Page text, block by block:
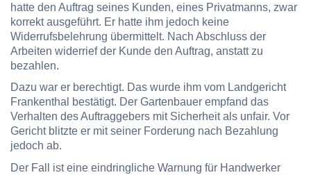
hatte den Auftrag seines Kunden, eines Privatmanns, zwar
korrekt ausgeführt. Er hatte ihm jedoch keine
Widerrufsbelehrung übermittelt. Nach Abschluss der
Arbeiten widerrief der Kunde den Auftrag, anstatt zu
bezahlen.
Dazu war er berechtigt. Das wurde ihm vom Landgericht
Frankenthal bestätigt. Der Gartenbauer empfand das
Verhalten des Auftraggebers mit Sicherheit als unfair. Vor
Gericht blitzte er mit seiner Forderung nach Bezahlung
jedoch ab.
Der Fall ist eine eindringliche Warnung für Handwerker